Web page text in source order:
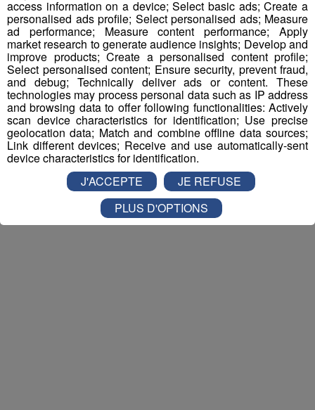
access information on a device; Select basic ads; Create a
personalised ads profile; Select personalised ads; Measure
ad performance; Measure content performance; Apply
market research to generate audience insights; Develop and
improve products; Create a personalised content profile;
Select personalised content; Ensure security, prevent fraud,
and debug; Technically deliver ads or content. These
technologies may process personal data such as IP address
and browsing data to offer following functionalities: Actively
scan device characteristics for identification; Use precise
geolocation data; Match and combine offline data sources;
Link different devices; Receive and use automatically-sent
device characteristics for identification.
J'ACCEPTE
JE REFUSE
PLUS D'OPTIONS